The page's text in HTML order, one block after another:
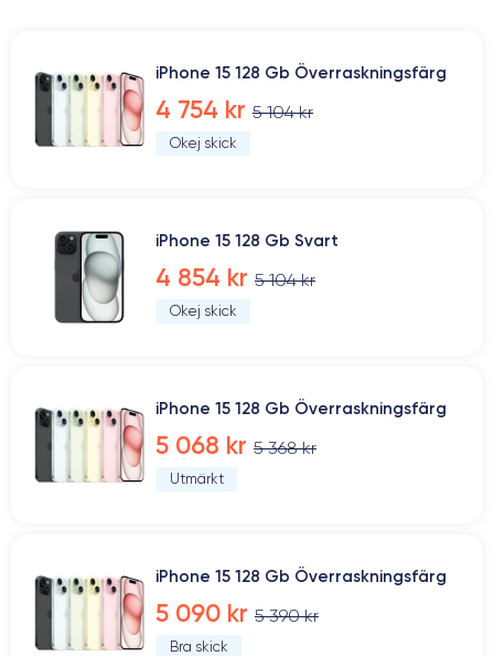
iPhone 15 128 Gb Överraskningsfärg
4 754 kr 5 104 kr
Okej skick
iPhone 15 128 Gb Svart
4 854 kr 5 104 kr
Okej skick
iPhone 15 128 Gb Överraskningsfärg
5 068 kr 5 368 kr
Utmärkt
iPhone 15 128 Gb Överraskningsfärg
5 090 kr 5 390 kr
Bra skick